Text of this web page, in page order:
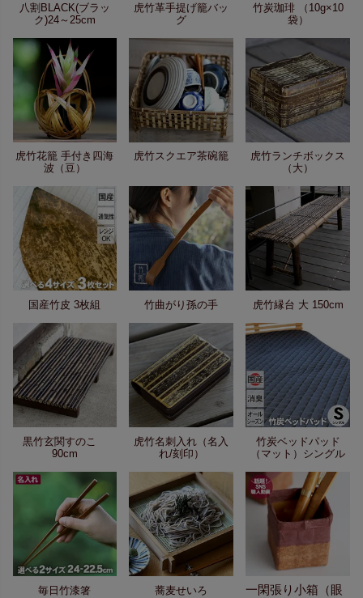
八割BLACK(ブラッ
ク)24～25cm
虎竹革手提げ籠バッ
グ
竹炭珈琲 （10g×10
袋）
虎竹花籠 手付き四海
波（豆）
虎竹スクエア茶碗籠
虎竹ランチボックス
（大）
国産竹皮 3枚組 竹曲がり孫の手 虎竹縁台 大 150cm
黒竹玄関すのこ
90cm
虎竹名刺入れ（名入
れ/刻印）
竹炭ベッドパッド
（マット）シングル
毎日竹漆箸 蕎麦せいろ
一閑張り小箱（眼